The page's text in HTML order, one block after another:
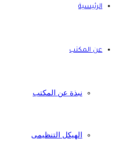
الرئيسية
عن المكتب
نبذة عن المكتب
الهيكل التنظيمى